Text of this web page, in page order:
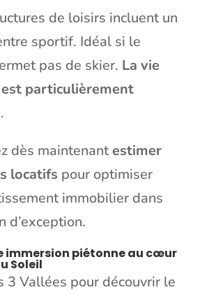
de loisirs incluent un
sportif. Idéal si le
pas de skier. La vie
particulièrement
.
dès maintenantestimer
locatifs pour optimiser
immobilier dans
d’exception.
immersion piétonne au cœur
Soleil
3 Vallées pour découvrir le